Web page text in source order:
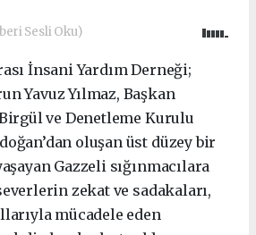
Sesli Oku)
İnsani Yardım Derneği;
Yavuz Yılmaz, Başkan
Birgül ve Denetleme Kurulu
oluşan üst düzey bir
Gazzeli sığınmacılara
zekat ve sadakaları,
mücadele eden